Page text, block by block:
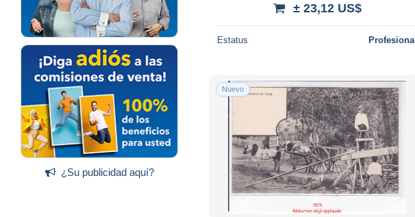
¿Su publicidad aquí?
± 23,12 US$
Estatus Profesional
Nuevo